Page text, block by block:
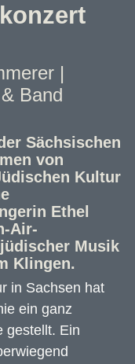
|
Band
Sächsischen
von
Kultur
Ethel
Air-
Musik
Klingen.
in Sachsen hat
ein ganz
gestellt. Ein